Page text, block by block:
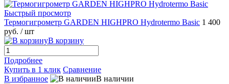
Быстрый просмотр
Термогигрометр GARDEN HIGHPRO Hydrotermo Basic 1 400
руб. / шт
В корзину
Подробнее
Купить в 1 клик Сравнение
В избранное
В наличии